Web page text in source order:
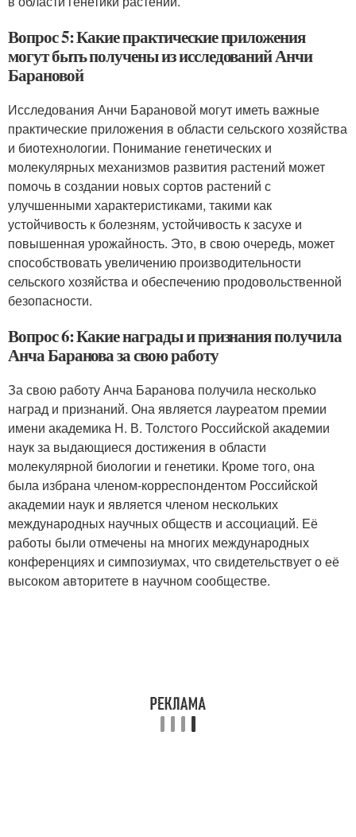
Вопрос 5: Какие практические приложения
могут быть получены из исследований Анчи
Барановой
Исследования Анчи Барановой могут иметь важные
практические приложения в области сельского хозяйства
и биотехнологии. Понимание генетических и
молекулярных механизмов развития растений может
помочь в создании новых сортов растений с
улучшенными характеристиками, такими как
устойчивость к болезням, устойчивость к засухе и
повышенная урожайность. Это, в свою очередь, может
способствовать увеличению производительности
сельского хозяйства и обеспечению продовольственной
безопасности.
Вопрос 6: Какие награды и признания получила
Анча Баранова за свою работу
За свою работу Анча Баранова получила несколько
наград и признаний. Она является лауреатом премии
имени академика Н. В. Толстого Российской академии
наук за выдающиеся достижения в области
молекулярной биологии и генетики. Кроме того, она
была избрана членом-корреспондентом Российской
академии наук и является членом нескольких
международных научных обществ и ассоциаций. Её
работы были отмечены на многих международных
конференциях и симпозиумах, что свидетельствует о её
высоком авторитете в научном сообществе.